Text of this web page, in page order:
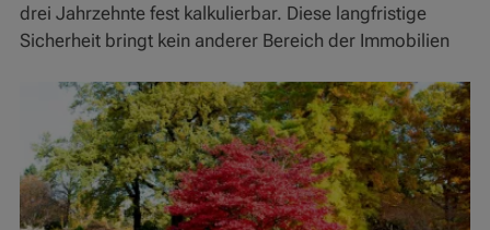
drei Jahrzehnte fest kalkulierbar. Diese langfristige
Sicherheit bringt kein anderer Bereich der Immobilien